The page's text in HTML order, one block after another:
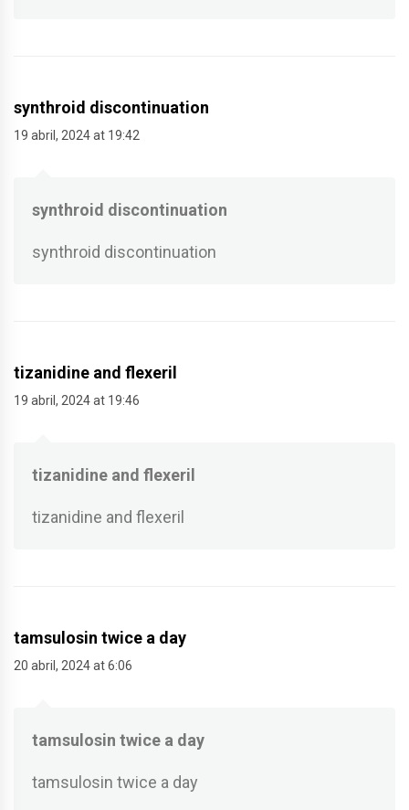
synthroid discontinuation
19 abril, 2024 at 19:42
synthroid discontinuation
synthroid discontinuation
tizanidine and flexeril
19 abril, 2024 at 19:46
tizanidine and flexeril
tizanidine and flexeril
tamsulosin twice a day
20 abril, 2024 at 6:06
tamsulosin twice a day
tamsulosin twice a day